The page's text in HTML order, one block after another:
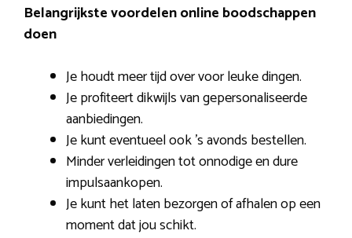
Belangrijkste voordelen online boodschappen
doen
Je houdt meer tijd over voor leuke dingen.
Je profiteert dikwijls van gepersonaliseerde
aanbiedingen.
Je kunt eventueel ook ’s avonds bestellen.
Minder verleidingen tot onnodige en dure
impulsaankopen.
Je kunt het laten bezorgen of afhalen op een
moment dat jou schikt.